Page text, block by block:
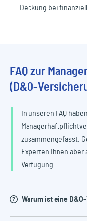
Deckung bei
FAQ zur
(D&O-
In unseren FAQ
zusammengefasst.
Experten Ihnen
Verfügung.
Warum ist eine